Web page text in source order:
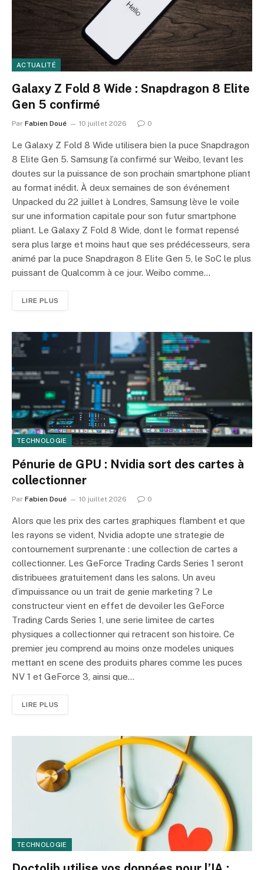
ACTUALITÉ
Galaxy Z Fold 8 Wide : Snapdragon 8 Elite
Gen 5 confirmé
Par Fabien Doué 10 juillet 2026 0
Le Galaxy Z Fold 8 Wide utilisera bien la puce Snapdragon
8 Elite Gen 5. Samsung l’a confirmé sur Weibo, levant les
doutes sur la puissance de son prochain smartphone pliant
au format inédit. À deux semaines de son événement
Unpacked du 22 juillet à Londres, Samsung lève le voile
sur une information capitale pour son futur smartphone
pliant. Le Galaxy Z Fold 8 Wide, dont le format repensé
sera plus large et moins haut que ses prédécesseurs, sera
animé par la puce Snapdragon 8 Elite Gen 5, le SoC le plus
puissant de Qualcomm à ce jour. Weibo comme…
LIRE PLUS
TECHNOLOGIE
Pénurie de GPU : Nvidia sort des cartes à
collectionner
Par Fabien Doué 10 juillet 2026 0
Alors que les prix des cartes graphiques flambent et que
les rayons se vident, Nvidia adopte une strategie de
contournement surprenante : une collection de cartes a
collectionner. Les GeForce Trading Cards Series 1 seront
distribuees gratuitement dans les salons. Un aveu
d’impuissance ou un trait de genie marketing ? Le
constructeur vient en effet de devoiler les GeForce
Trading Cards Series 1, une serie limitee de cartes
physiques a collectionner qui retracent son histoire. Ce
premier jeu comprend au moins onze modeles uniques
mettant en scene des produits phares comme les puces
NV 1 et GeForce 3, ainsi que…
LIRE PLUS
TECHNOLOGIE